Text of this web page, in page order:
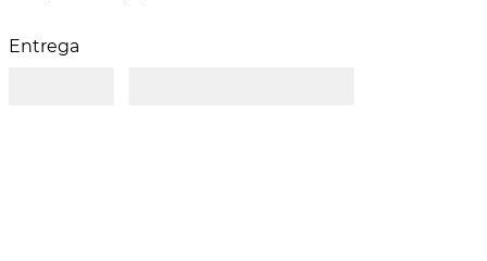
Entrega